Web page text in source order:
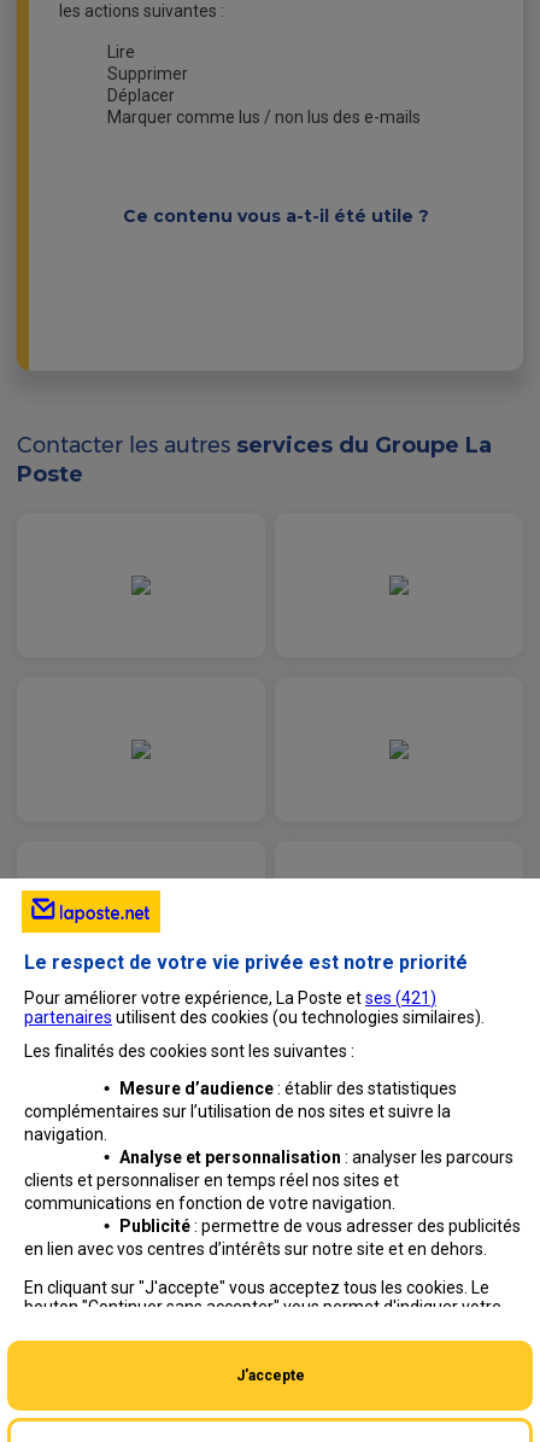
les actions suivantes :
Lire
Supprimer
Déplacer
Marquer comme lus / non lus des e-mails
Ce contenu vous a-t-il été utile ?
Contacter les autres services du Groupe La
Poste
La Poste Groupe La Poste recrute
Le respect de votre vie privée est notre priorité
Pour améliorer votre expérience, La Poste etses (421)
partenaires utilisent des cookies (ou technologies similaires).
Les finalités des cookies sont les suivantes :
•
Mesure d’audience: établir des statistiques
complémentaires sur l’utilisation de nos sites et suivre la
navigation.
•Analyse et personnalisation : analyser les parcours
clients et personnaliser en temps réel nos sites et
communications en fonction de votre navigation.
•
Publicité: permettre de vous adresser des publicités
en lien avec vos centres d’intérêts sur notre site et en dehors.
En cliquant sur "J'accepte" vous acceptez tous les cookies. Le
bouton "Continuer sans accepter" vous permet d'indiquer votre
seront déposés. Vous pouvez modifier vos choix à tout moment
ou obtenir plus d'informations via
J'accepte